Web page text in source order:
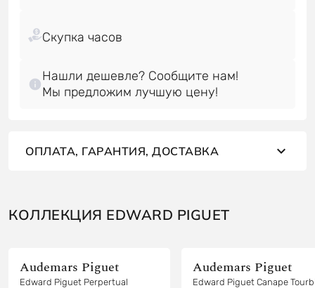
Нашли дешевле? Сообщите нам!
Мы предложим лучшую цену!
ОПЛАТА, ГАРАНТИЯ, ДОСТАВКА
КОЛЛЕКЦИЯ EDWARD PIGUET
Audemars Piguet
Edward Piguet Perpertual
Audemars Piguet
Edward Piguet Canape